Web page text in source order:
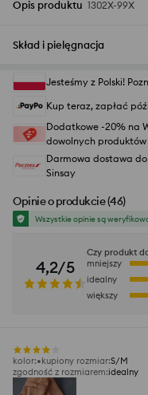
Opis produktu 1302X-99X
Skład i pielęgnacja
Jesteśmy z Polski!
Kup teraz, zapłać
Dodatkowe -20% na
dowolnych produktów
Darmowa dostawa
Sinsay
Opinie o produkcie(46)
Wszystkie opinie są
4,2/5
Czy produkt
mniejszy
idealny
większy
kolor: kupiony rozmiar:S/M
zgodność z rozmiarem:idealny